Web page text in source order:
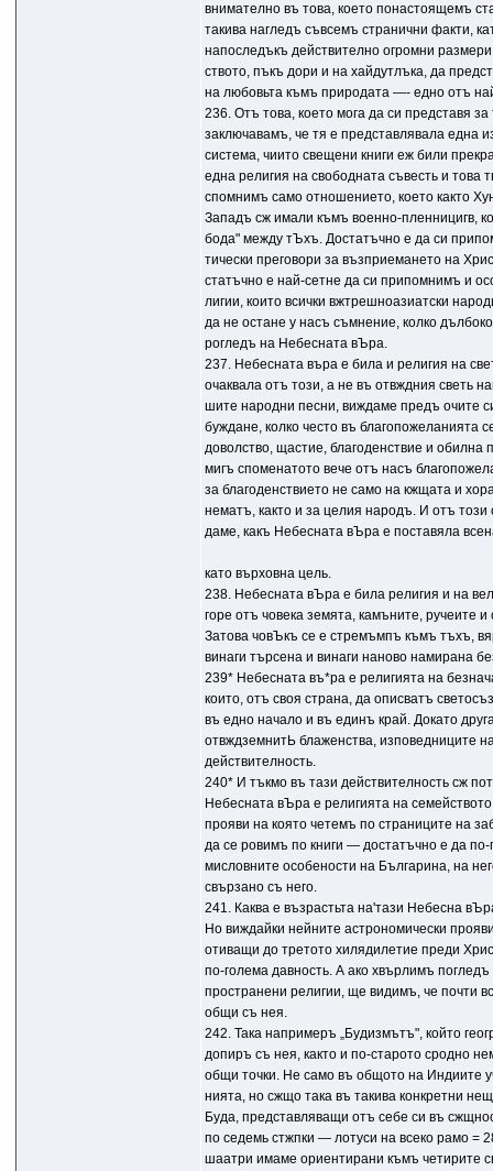
внимателно въ това, което понастоящемъ
такива нагледъ съвсемъ странични факти,
напоследъкъ действително огромни
ството, пъкъ дори и на хайдутлъка, да
на любовьта къмъ природата —- едно отъ
236. Отъ това, което мога да си представя
заключавамъ, че тя е представлявала една
система, чиито свещени книги еж били
една религия на свободната съвесть и това
спомнимъ само отношението, което както
Западъ сж имали къмъ военно-пленницигв,
бода" между тЪхъ. Достатъчно е да си
тически преговори за възприемането на
статъчно е най-сетне да си припомнимъ и
лигии, които всички вжтрешноазиатски
да не остане у насъ съмнение, колко
рогледъ на Небесната вЪра.
237. Небесната въра е била и религия на
очаквала отъ този, а не въ отвждния светь
шите народни песни, виждаме предъ очите
буждане, колко често въ благопожеланията
доволство, щастие, благоденствие и
мигъ споменатото вече отъ насъ
за благоденствието не само на кжщата и
нематъ, както и за целия народъ. И отъ този
даме, какъ Небесната вЪра е поставяла
като върховна цель.
238. Небесната вЪра е била религия и на
горе отъ човека земята, камъните, ручеите
Затова човЪкъ се е стремъмпъ къмъ тъхъ,
винаги търсена и винаги наново намирана
239* Небесната въ*ра е религията на
които, отъ своя страна, да описватъ
въ едно начало и въ единъ край. Докато
отвждземнитЬ блаженства, изповедниците
действителность.
240* И тъкмо въ тази действителность сж
Небесната вЪра е религията на
прояви на която четемъ по страниците на
да се ровимъ по книги — достатъчно е да
мисловните особености на Българина, на
свързано съ него.
241. Каква е възрастьта на'тази Небесна
Но виждайки нейните астрономически
отиващи до третото хилядилетие преди
по-голема давность. А ако хвърлимъ
пространени религии, ще видимъ, че почти
общи съ нея.
242. Така напримеръ „Будизмътъ", който
допиръ съ нея, както и по-старото сродно
общи точки. Не само въ общото на Индиите
нията, но сжщо така въ такива конкретни
Буда, представляващи отъ себе си въ
по седемь стжпки — лотуси на всеко рамо =
шаатри имаме ориентирани къмъ четирите